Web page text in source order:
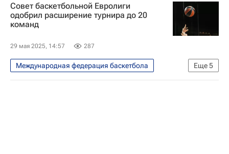
Олимпийские игры
Совет баскетбольной Евролиги
одобрил расширение турнира до 20
команд
29 мая 2025, 14:57 287
Еще5
Международная федерация баскетбола
Баскетбол
Украина
Спорт